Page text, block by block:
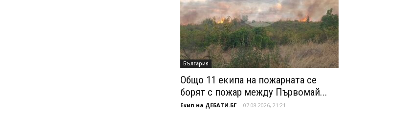
България
Общо 11 екипа на пожарната се
борят с пожар между Първомай...
Екип на ДЕБАТИ.БГ - 07.08.2026, 21:21